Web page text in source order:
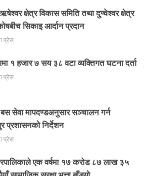
क्षेत्र विकास समिति तथा दुप्चेश्वर क्षेत्र
सिकाइ आर्दान प्रदान
प्रेस
१ हजार ७ सय ३८ वटा व्यक्तिगत घटना दर्ता
प्रेस
बस सेवा मापदण्डअनुसार सञ्चालन गर्न
प्रशासनको निर्देशन
प्रेस
एक वर्षमा १७ करोड ८७ लाख ३५